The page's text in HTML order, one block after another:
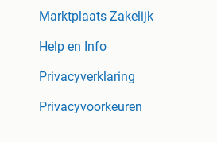
Marktplaats Zakelijk
Help en Info
Privacyverklaring
Privacyvoorkeuren